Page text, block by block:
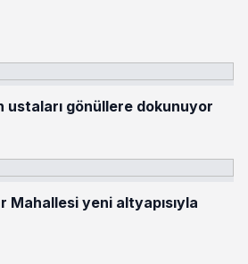
ustaları gönüllere dokunuyor
Mahallesi yeni altyapısıyla